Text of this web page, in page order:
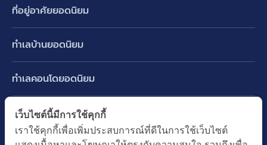
ที่อยู่อาศัยยอดนิยม
ทาวน์เฮ้าส์ ทาวน์โฮม
คอนโดมิเนียม
อาคารพาณิชย์ ตึกแถว
ที่ดินเปล่า
ทำเลบ้านยอดนิยม
บางนา รามคำแหง 2
ปทุมธานี รังสิต ลำลูกกา
ทำเลคอนโดยอดนิยม
พระราม 9
ทำเล BTS ยอดนิยม
BTS ทองหล่อ
เว็บไซต์นี้มีการใช้คุกกี้
เราใช้คุกกี้เพื่อเพิ่มประสบการณ์ที่ดีในการใช้เว็บไซต์